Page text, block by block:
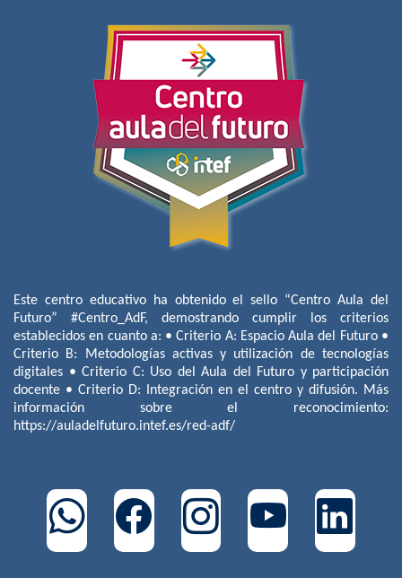
Este centro educativo ha obtenido el sello “Centro Aula del
Futuro” #Centro_AdF, demostrando cumplir los criterios
establecidos en cuanto a: • Criterio A: Espacio Aula del Futuro •
Criterio B: Metodologías activas y utilización de tecnologías
digitales • Criterio C: Uso del Aula del Futuro y participación
docente • Criterio D: Integración en el centro y difusión. Más
información sobre el reconocimiento:
https://auladelfuturo.intef.es/red-adf/